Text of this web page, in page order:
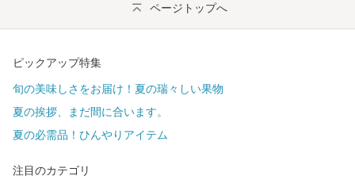
ページトップへ
ピックアップ特集
旬の美味しさをお届け！夏の瑞々しい果物
夏の挨拶、まだ間に合います。
夏の必需品！ひんやりアイテム
注目のカテゴリ